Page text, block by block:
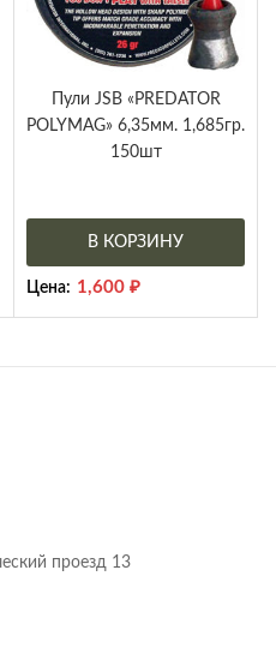
Пули JSB «PREDATOR
POLYMAG» 6,35мм. 1,685гр.
150шт
В КОРЗИНУ
Цена: 1,600 ₽
проезд 13